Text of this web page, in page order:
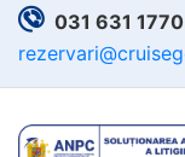
031 631 1770